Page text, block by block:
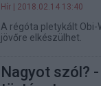
Hír | 2018.02.14 13:40
A régóta pletykált Obi-
jövőre elkészülhet.
Nagyot szól?